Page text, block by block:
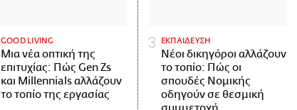
GOOD LIVING
Μια νέα οπτική της
επιτυχίας: Πώς Gen Zs
και Millennials αλλάζουν
το τοπίο της εργασίας
ΕΚΠΑΙΔΕΥΣΗ
Νέοι δικηγόροι αλλάζουν
το τοπίο: Πώς οι
σπουδές Νομικής
οδηγούν σε θεσμική